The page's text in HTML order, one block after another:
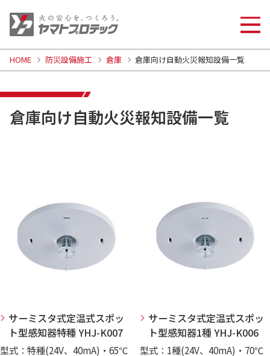
倉庫向け自動火災報知設備一覧
HOME 防災設備施工 倉庫 倉庫向け自動火災報知設備一覧
サーミスタ式定温式スポッ
ト型感知器特種 YHJ-K007
型式：特種(24V、40mA)・65℃
サーミスタ式定温式スポッ
ト型感知器1種 YHJ-K006
型式：1種(24V、40mA)・70℃